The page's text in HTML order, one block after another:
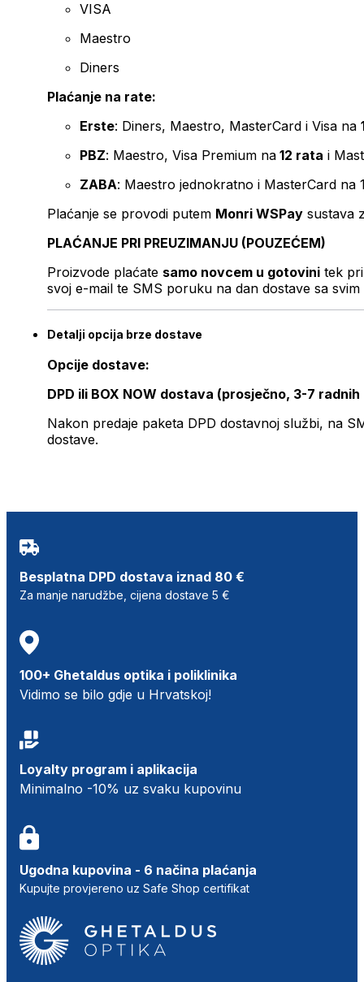
VISA
Maestro
Diners
Plaćanje na rate:
Erste: Diners, Maestro, MasterCard i Visa na
PBZ: Maestro, Visa Premium na 12 rata i
ZABA: Maestro jednokratno i MasterCard na
Plaćanje se provodi putem Monri WSPay sustava
PLAĆANJE PRI PREUZIMANJU (POUZEĆEM)
Proizvode plaćate samo novcem u gotovini tek
svoj e-mail te SMS poruku na dan dostave sa svim
Detalji opcija brze dostave
Opcije dostave:
DPD ili BOX NOW dostava (prosječno, 3-7 radnih
Nakon predaje paketa DPD dostavnoj službi, na
dostave.
Besplatna DPD dostava iznad 80 €
Za manje narudžbe, cijena dostave 5 €
100+ Ghetaldus optika i poliklinika
Vidimo se bilo gdje u Hrvatskoj!
Loyalty program i aplikacija
Minimalno -10% uz svaku kupovinu
Ugodna kupovina - 6 načina plaćanja
Kupujte provjereno uz Safe Shop certifikat